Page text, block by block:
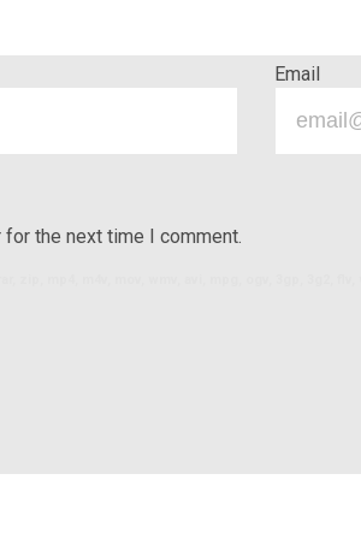
Email
the next time I comment.